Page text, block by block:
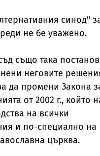
синод"
не бе уважено.
също така
неговите
да промени Закона
от 2002 г., който
на всички
и по-специално на
църква.